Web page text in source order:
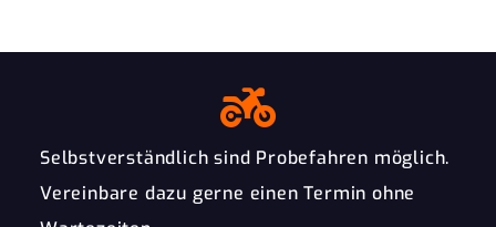
Selbstverständlich sind Probefahren möglich.
Vereinbare dazu gerne einen Termin ohne